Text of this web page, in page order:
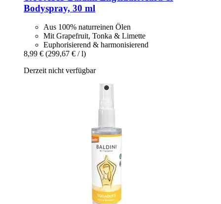
Bodyspray, 30 ml
Aus 100% naturreinen Ölen
Mit Grapefruit, Tonka & Limette
Euphorisierend & harmonisierend
8,99 € (299,67 € / l)
Derzeit nicht verfügbar